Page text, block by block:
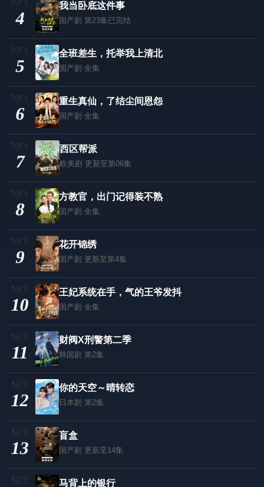
4
我当卧底这件事
国产剧 第23集已完结
5
全班差生，托举我上清北
国产剧 全集
6
重生真仙，了结尘间恩怨
国产剧 全集
7
西区帮派
欧美剧 更新至第06集
8
方教官，出门记得装不熟
国产剧 全集
9
花开锦绣
国产剧 更新至第4集
10
王妃系统在手，气的王爷发抖
国产剧 全集
11
财阀X刑警第二季
韩国剧 第2集
12
你的天空～晴转恋
日本剧 第2集
13
盲盒
国产剧 更新至14集
马背上的银行